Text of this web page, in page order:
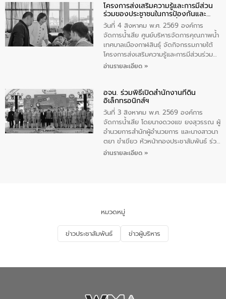
ในครั้งนี้เป็นการดึงจุดแข็งและความ
เชี่ยวชาญด้านระบบบำบัดน้ำเสียที่เป็นมิตร
ต่อสิ่งแวดล้อมของ องค์การจัดการน้ำเสีย
(อจน.) มาผสานกับประสบการณ์และ
เทคโนโลยีโครงข่ายน้ำครบวงจรในพื้นที่ EEC
ของอีสท์ วอเตอร์ เพื่อร่วมกันศึกษา
เทคโนโลยีการปรับปรุงคุณภาพน้ำ (Water
อย่างเป็นรูปธรรม เพื่อรองรับความต้องการ
ใช้น้ำที่พุ่งสูงขึ้นจากการขยายตัวของ
อุตสาหกรรม นายชีระ วงศบูรณะ ผู้อำนวย
การองค์การจัดการน้ำเสีย กล่าวถึงภารกิจ
หลักของ อจน. ในการพัฒนาระบบบำบัดน้ำ
เสียเมื่อผสานกับความเชี่ยวชาญของอีสท์
วอเตอร์ จะช่วยขับเคลื่อนการศึกษาทั้งในมิติ
ตลอดระบบ โดยการนำน้ำบำบัดกลับมาใช้ใหม่
จะช่วยลดการพึ่งพาน้ำธรรมชาติและสร้าง
สมดุลทางเศรษฐกิจและสิ่งแวดล้อมได้อย่าง
เป็นรูปธรรม ความร่วมมือระหว่างภาครัฐและ
ตามมาตรฐานสากล
พวงประดิษฐ์ พาณิชย์จังหวัดมุกดาหาร
เป็นประธานการประชุมฯ ผ่านระบบออนไลน์
(Webox Meeting) ณ ห้องประชุมแก้ว
กินรี ชั้น 5 ศาลากลางจังหวัดมุกดาหาร
อำเภอเมืองมุกดาหาร จังหวัดมุกดาหาร
พร้อมด้วยหน่วยงานภาครัฐและหน่วยงานที่
เกี่ยวข้องเข้าร่วมประชุม ให้คำปรึกษาหารือ
ประจำปี และสรุปผลการดำเนินการจัดทำร่าง
แผน เพื่อกำหนดทิศทางการพัฒนากลุ่ม
จังหวัดในการขับเคลื่อนให้เติบโตอย่างมั่นคง
และยั่งยืนต่อไป
โครงการส่งเสริมความรู้และการมีส่วน
ร่วมของประชาชนในการป้องกันและ
แก้ไขปัญหาน้ำเสียอย่างยั่งยืน
วันที่ 4 สิงหาคม พ.ศ. 2569 องค์การ
จัดการน้ำเสีย ศูนย์บริหารจัดการคุณภาพน้ำ
เทศบาลเมืองกาฬสินธุ์ จัดกิจกรรมภายใต้
โครงการส่งเสริมความรู้และการมีส่วนร่วม
ของประชาชนในการป้องกันและแก้ไขปัญหา
ความรู้แก่คณะครูและนักเรียน โรงเรียน
เทศบาล4 เฉลิมพระเกียรติ กาฬสินธุ์ เพื่อส่ง
เสริมความรู้ด้านการจัดการน้ำเสียและสร้าง
จิตสำนึกในการอนุรักษ์สิ่งแวดล้อมตั้งแต่วัย
เรียน ในหัวข้อ “น้ำเสียชุมชนและการบำบัดน้ำ
เสียเบื้องต้น” โดยให้ความรู้เกี่ยวกับสาเหตุ
และผลกระทบของน้ำเสีย แนวทางการลดการ
อ่านรายละเอียด »
อจน. ร่วมพิธีเปิดสำนักงานที่ดิน
อิเล็กทรอนิกส์ฯ
วันที่ 3 สิงหาคม พ.ศ. 2569 องค์การ
จัดการน้ำเสีย โดยนางดวงแข ยงสุวรรณ ผู้
อำนวยการสำนักผู้อำนวยการ และนางสาวนา
ตยา ขำเขียว หัวหน้ากองประชาสัมพันธ์ ร่วม
พิธีเปิดสำนักงานที่ดินอิเล็กทรอนิกส์ต่าง
เปิด ปัจจุบันกรมที่ดินเปิดให้บริการสำนักงาน
ที่ดินอิเล็กทรอนิกส์ต่างสำนักงานแบบ
ออนไลน์ ครบ 77 จังหวัด 462 สำนักงาน
ทั่วประเทศ พร้อมยกระดับสำนักงานที่ดิน
ประชาชนลดการเดินทาง ประหยัดเวลาและค่า
อ่านรายละเอียด »
หมวดหมู่
ข่าวประชาสัมพันธ์ ข่าวผู้บริหาร